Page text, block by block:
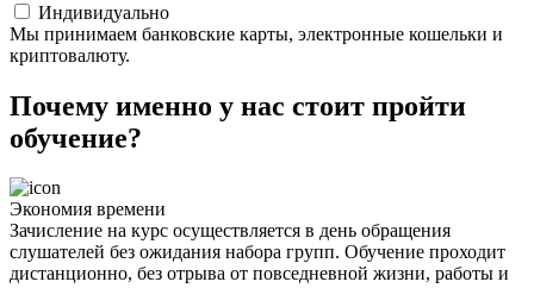
Индивидуально
Мы принимаем банковские карты, электронные кошельки и
криптовалюту.
Почему именно у нас стоит пройти
обучение?
Экономия времени
Зачисление на курс осуществляется в день обращения
слушателей без ожидания набора групп. Обучение проходит
дистанционно, без отрыва от повседневной жизни, работы и